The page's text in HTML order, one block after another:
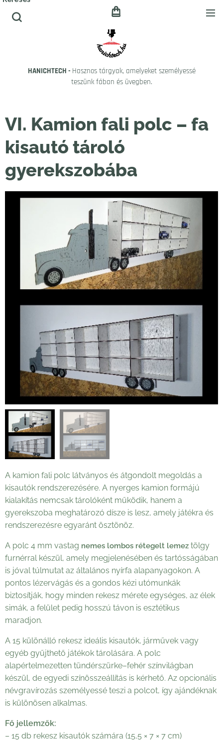
HANICHTECH - Hasznos tárgyak, amelyeket személyessé
teszünk fában és üvegben.
VI. Kamion fali polc – fa
kisautó tároló
gyerekszobába
A kamion fali polc látványos és átgondolt megoldás a
kisautók rendszerezésére. A nyerges kamion formájú
kialakítás nemcsak tárolóként működik, hanem a
gyerekszoba meghatározó dísze is lesz, amely játékra és
rendszerezésre egyaránt ösztönöz.
A polc 4 mm vastag nemes lombos rétegelt lemez tölgy
furnérral készül, amely megjelenésében és tartósságában
is jóval túlmutat az általános nyírfa alapanyagokon. A
pontos lézervágás és a gondos kézi utómunkák
biztosítják, hogy minden rekesz mérete egységes, az élek
simák, a felület pedig hosszú távon is esztétikus
maradjon.
A 15 különálló rekesz ideális kisautók, járművek vagy
egyéb gyűjthető játékok tárolására. A polc
alapértelmezetten tündérszürke–fehér színvilágban
készül, de egyedi színösszeállítás is kérhető. Az opcionális
névgravírozás személyessé teszi a polcot, így ajándéknak
is különösen alkalmas.
Fő jellemzők:
– 15 db rekesz kisautók számára (15,5 × 7 × 7 cm)